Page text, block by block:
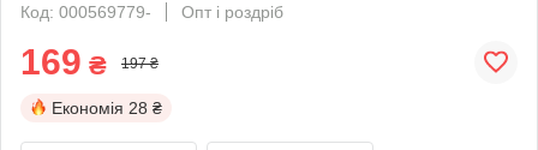
Код: 000569779-
Опт і роздріб
169 ₴ 197 ₴
Економія 28 ₴